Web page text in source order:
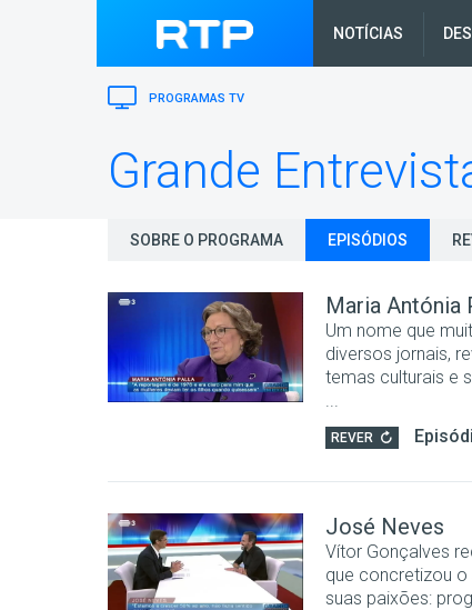
NOTÍCIAS
PROGRAMAS TV
Grande
SOBRE O PROGRAMA EPISÓDIOS
Maria Antónia
Um nome que
diversos jornais,
temas culturais e
REVER
José Neves
Vítor Gonçalves
que concretizou
suas paixões: